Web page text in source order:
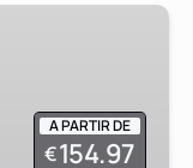
A PARTIR DE
€154.97